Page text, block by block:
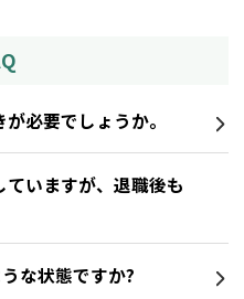
必要でしょうか。
いますが、退職後も
な状態ですか?